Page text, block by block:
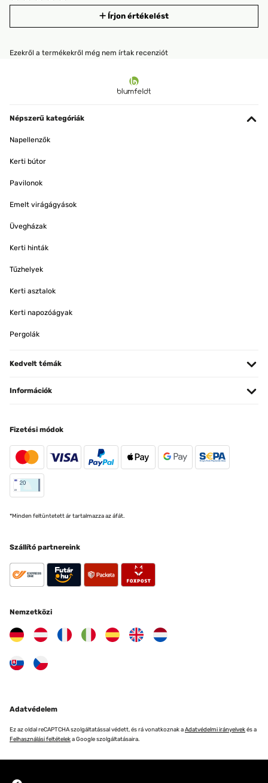
Írjon értékelést
Ezekről a termékekről még nem írtak recenziót
Népszerű kategóriák
Napellenzők
Kerti bútor
Pavilonok
Emelt virágágyások
Üvegházak
Kerti hinták
Tűzhelyek
Kerti asztalok
Kerti napozóágyak
Pergolák
Kedvelt témák
Információk
Fizetési módok
*Minden feltüntetett ár tartalmazza az áfát.
Szállító partnereink
Nemzetközi
Adatvédelem
Ez az oldal reCAPTCHA szolgáltatással védett, és rá vonatkoznak aAdatvédelmi irányelvekés a
Felhasználási feltételeka Google szolgáltatásaira.